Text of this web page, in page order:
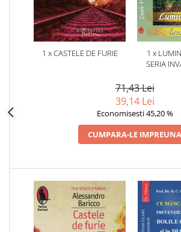
1 x CASTELE DE FURIE
1 x
SERIA
71,43 Lei
39,14 Lei
Economisesti 45,20 %
CUMPARA-LE IMPREUNA